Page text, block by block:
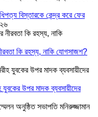
বিস্তারকে কেন্দ্র করে ফের
কি রহস্য, নাকি যোগসাজশ?
যুবকের উপর মাদক ব্যবসায়ীদের